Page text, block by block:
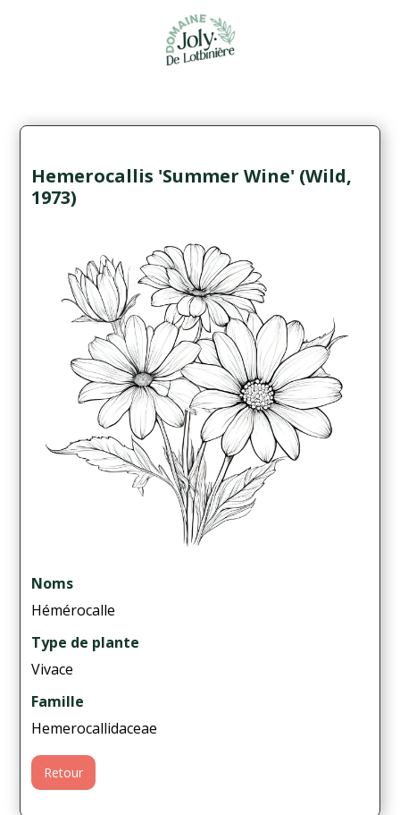
Hemerocallis 'Summer Wine' (Wild,
1973)
Noms
Hémérocalle
Type de plante
Vivace
Famille
Hemerocallidaceae
Retour